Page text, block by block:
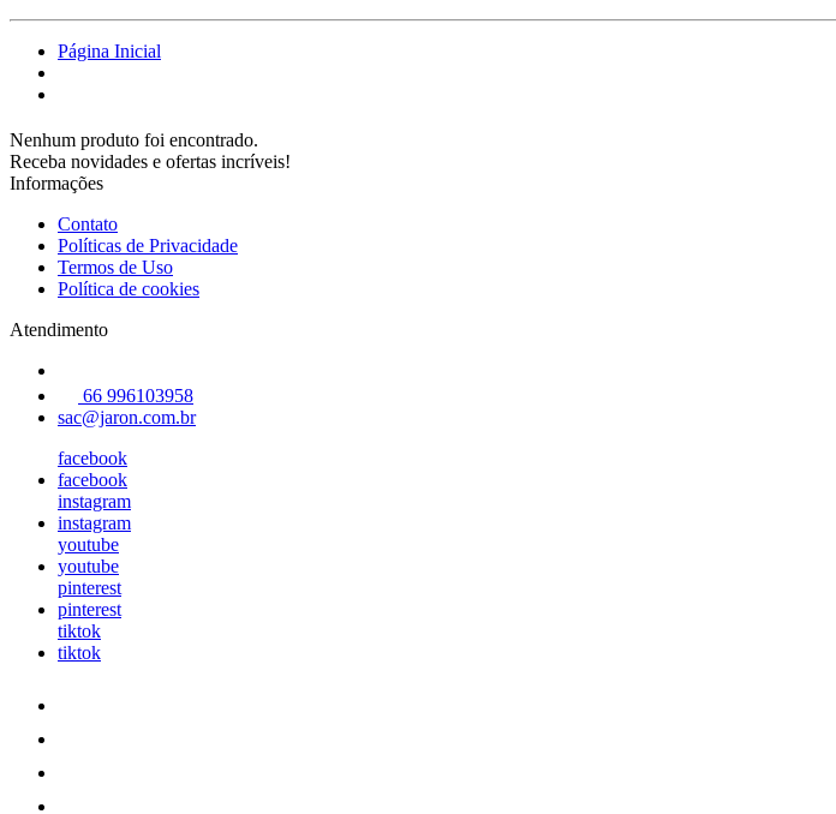
Página Inicial
Nenhum produto foi encontrado.
Receba novidades e ofertas incríveis!
Informações
Contato
Políticas de Privacidade
Termos de Uso
Política de cookies
Atendimento
66 996103958
sac@jaron.com.br
facebook
facebook
instagram
instagram
youtube
youtube
pinterest
pinterest
tiktok
tiktok